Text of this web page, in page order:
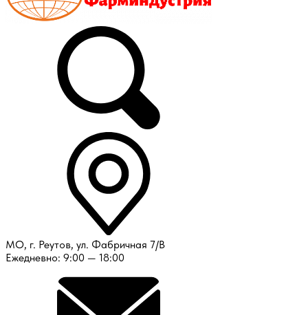
МО, г. Реутов, ул. Фабричная 7/В
Ежедневно: 9:00 — 18:00